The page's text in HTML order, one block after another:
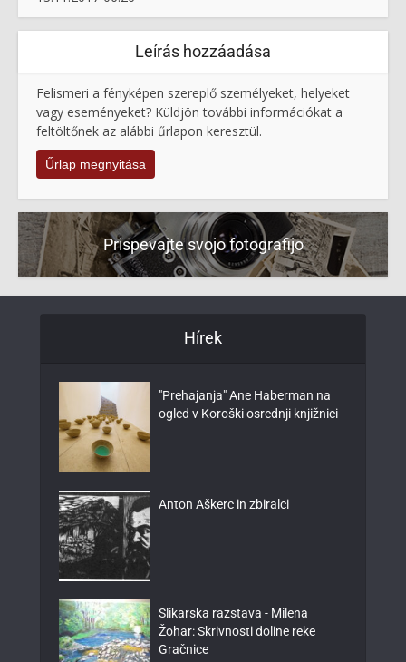
Leírás hozzáadása
Felismeri a fényképen szereplő személyeket, helyeket
vagy eseményeket? Küldjön további információkat a
feltöltőnek az alábbi űrlapon keresztül.
Űrlap megnyitása
Prispevajte svojo fotografijo
Hírek
"Prehajanja" Ane Haberman na
ogled v Koroški osrednji knjižnici
Anton Aškerc in zbiralci
Slikarska razstava - Milena
Žohar: Skrivnosti doline reke
Gračnice